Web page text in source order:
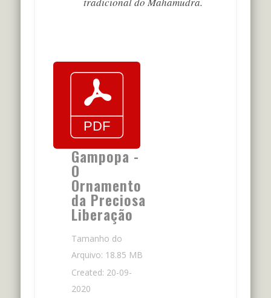
Gampopa -
O
Ornamento
da Preciosa
Liberação
Tamanho do
Arquivo: 18.85 MB
Created: 20-09-
2020